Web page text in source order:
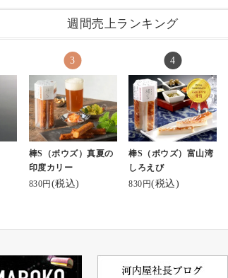
週間売上ランキング
棒S（ボウズ）真夏の
印度カリー
830円 (税込)
棒S（ボウズ）富山湾
しろえび
830円(税込)